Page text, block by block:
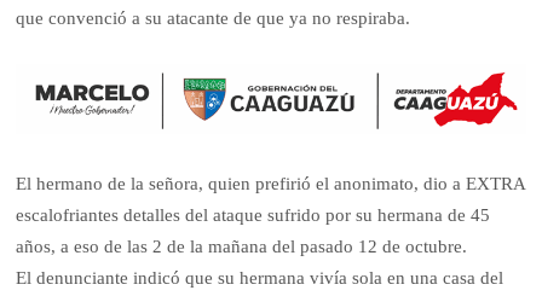
que convenció a su atacante de que ya no respiraba.
El hermano de la señora, quien prefirió el anonimato, dio a EXTRA
escalofriantes detalles del ataque sufrido por su hermana de 45
años, a eso de las 2 de la mañana del pasado 12 de octubre.
El denunciante indicó que su hermana vivía sola en una casa del